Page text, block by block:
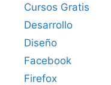
Cursos Gratis
Desarrollo
Diseño
Facebook
Firefox